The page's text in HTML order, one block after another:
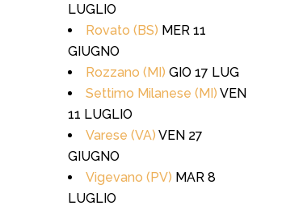
LUGLIO
Rovato (BS) MER 11
GIUGNO
Rozzano (MI) GIO 17 LUG
Settimo Milanese (MI) VEN
11 LUGLIO
Varese (VA) VEN 27
GIUGNO
Vigevano (PV) MAR 8
LUGLIO